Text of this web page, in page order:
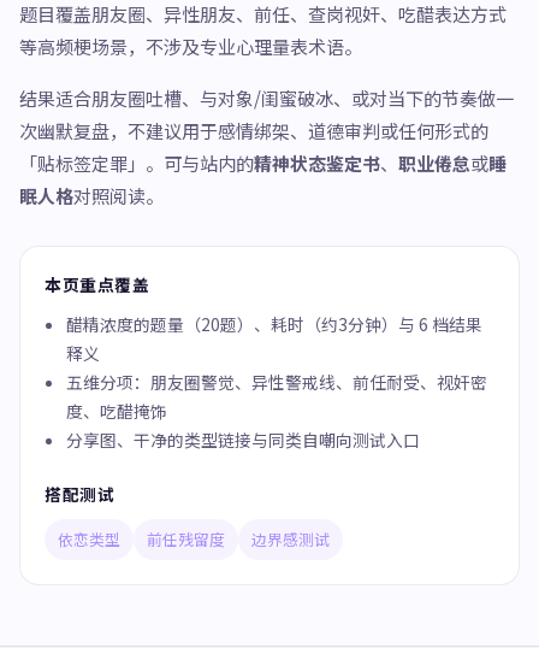
题目覆盖朋友圈、异性朋友、前任、查岗视奸、吃醋表达方式
等高频梗场景，不涉及专业心理量表术语。
结果适合朋友圈吐槽、与对象/闺蜜破冰、或对当下的节奏做一
次幽默复盘，不建议用于感情绑架、道德审判或任何形式的
「贴标签定罪」。可与站内的精神状态鉴定书、 职业倦怠或睡
眠人格对照阅读。
本页重点覆盖
醋精浓度的题量（20题）、耗时（约3分钟）与 6 档结果
释义
五维分项：朋友圈警觉、异性警戒线、前任耐受、视奸密
度、吃醋掩饰
分享图、干净的类型链接与同类自嘲向测试入口
搭配测试
依恋类型 前任残留度 边界感测试